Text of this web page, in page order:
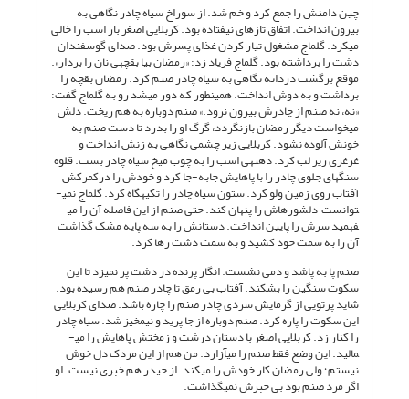
چین دامنش را جمع کرد و خم شد. از سوراخ سیاه چادر نگاهی به
بیرون انداخت. اتفاق تازه­ای نیفتاده بود. کربلایی اصغر بار اسب را خالی
می­کرد. گل­ماج مشغول تیار کردن غذای پسرش بود. صدای گوسفندان
دشت را برداشته بود. گل­ماج فریاد زد: «رمضان بیا بقچه­ی نان را بردار».
موقع برگشت دزدانه نگاهی به سیاه چادر صنم کرد. رمضان بقچه را
برداشت و به دوش انداخت. همین­طور که دور می­شد رو به گل­ماج گفت:
«نه، نه صنم از چادرش بیرون نرود.» صنم دوباره به هم ریخت. دلش
می­خواست دیگر رمضان بازنگردد، گرگ او را بدرد تا دست صنم به
خونش آلوده نشود. کربلایی زیر چشمی نگاهی به زنش انداخت و
غرغری زیر لب کرد. دهنه­ی اسب را به چوب میخ سیاه چادر بست. قلوه
سنگ­های جلوی چادر را با پاهایش جابه-جا کرد و خودش را درکمرکش
آفتاب روی زمین ولو کرد. ستون سیاه چادر را تکیه­گاه کرد. گل­ماج نمی­
توانست دل­شوره­اش را پنهان کند. حتی صنم از این فاصله آن را می­
فهمید سرش را پایین انداخت. دستانش را به سه پایه مشک گذاشت
آن را به سمت خود کشید و به سمت دشت رها کرد.
صنم پا به پاشد و دمی نشست. انگار پرنده در دشت پر نمی­زد تا این
سکوت سنگین را بشکند. آفتاب بی رمق تا چادر صنم هم رسیده بود.
شاید پرتویی از گرمایش سردی چادر صنم را چاره باشد. صدای کربلایی
این سکوت را پاره کرد. صنم دوباره از جا پرید و نیم­خیز شد. سیاه چادر
را کنار زد. کربلایی اصغر با دستان درشت و زمختش پاهایش را می­
مالید. این وضع فقط صنم را می­آزارد. من هم از این مردک دل خوش
نیستم؛ ولی رمضان کار خودش را می­کند. از حیدر هم خبری نیست. او
اگر مرد صنم بود بی خبرش نمی­گذاشت.